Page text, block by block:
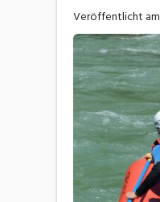
Veröffentlicht am